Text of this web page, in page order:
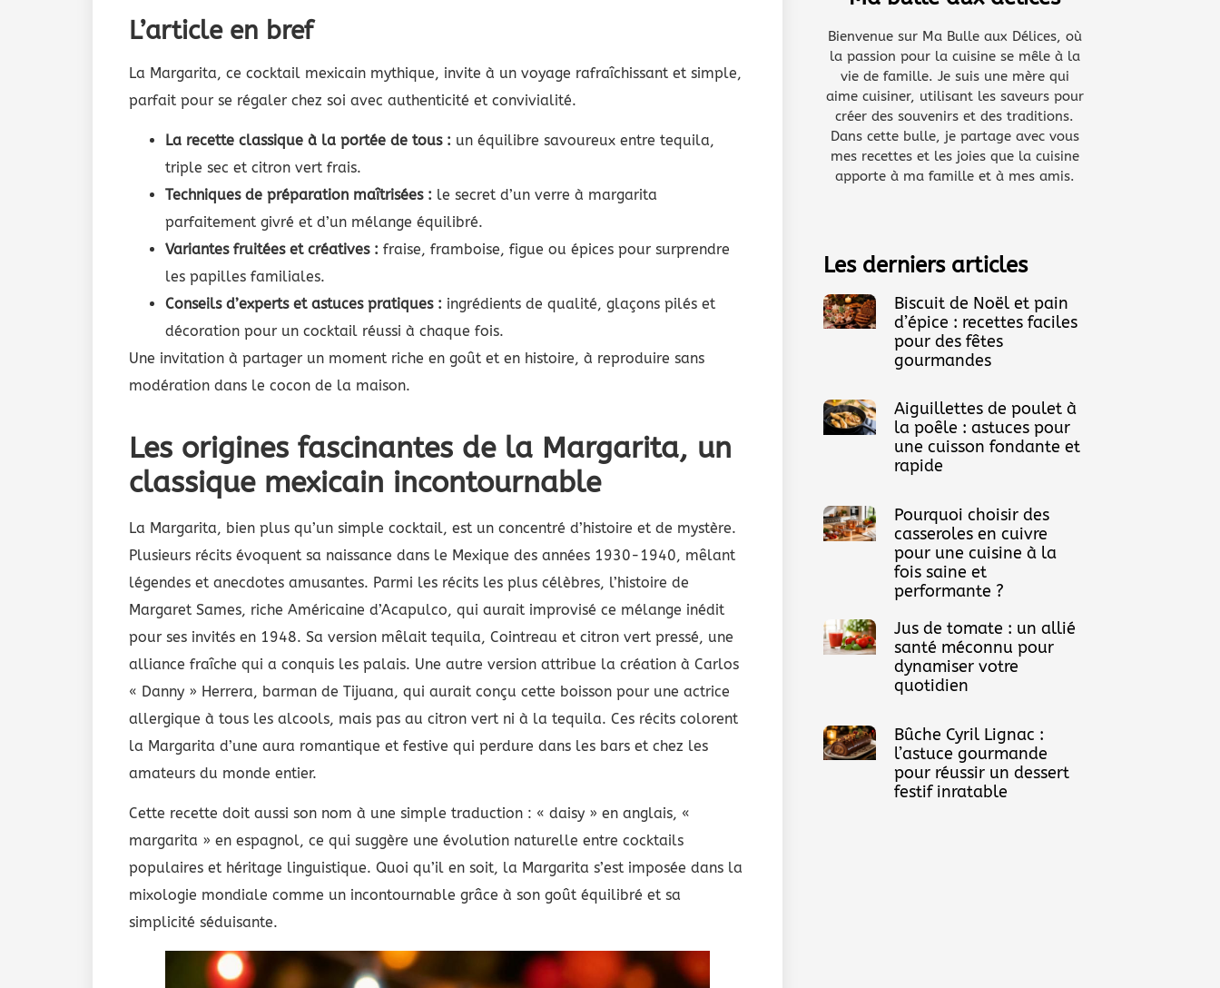
L’article en bref
La Margarita, ce cocktail mexicain mythique, invite à un voyage rafraîchissant et simple,
parfait pour se régaler chez soi avec authenticité et convivialité.
La recette classique à la portée de tous : un équilibre savoureux entre tequila,
triple sec et citron vert frais.
Techniques de préparation maîtrisées : le secret d’un verre à margarita
parfaitement givré et d’un mélange équilibré.
Variantes fruitées et créatives : fraise, framboise, figue ou épices pour surprendre
les papilles familiales.
Conseils d’experts et astuces pratiques : ingrédients de qualité, glaçons pilés et
décoration pour un cocktail réussi à chaque fois.
Une invitation à partager un moment riche en goût et en histoire, à reproduire sans
modération dans le cocon de la maison.
Les origines fascinantes de la Margarita, un
classique mexicain incontournable
La Margarita, bien plus qu’un simple cocktail, est un concentré d’histoire et de mystère.
Plusieurs récits évoquent sa naissance dans le Mexique des années 1930-1940, mêlant
légendes et anecdotes amusantes. Parmi les récits les plus célèbres, l’histoire de
Margaret Sames, riche Américaine d’Acapulco, qui aurait improvisé ce mélange inédit
pour ses invités en 1948. Sa version mêlait tequila, Cointreau et citron vert pressé, une
alliance fraîche qui a conquis les palais. Une autre version attribue la création à Carlos
« Danny » Herrera, barman de Tijuana, qui aurait conçu cette boisson pour une actrice
allergique à tous les alcools, mais pas au citron vert ni à la tequila. Ces récits colorent
la Margarita d’une aura romantique et festive qui perdure dans les bars et chez les
amateurs du monde entier.
Cette recette doit aussi son nom à une simple traduction : « daisy » en anglais, «
margarita » en espagnol, ce qui suggère une évolution naturelle entre cocktails
populaires et héritage linguistique. Quoi qu’il en soit, la Margarita s’est imposée dans la
mixologie mondiale comme un incontournable grâce à son goût équilibré et sa
simplicité séduisante.
Bienvenue sur Ma Bulle aux Délices, où
la passion pour la cuisine se mêle à la
vie de famille. Je suis une mère qui
aime cuisiner, utilisant les saveurs pour
créer des souvenirs et des traditions.
Dans cette bulle, je partage avec vous
mes recettes et les joies que la cuisine
apporte à ma famille et à mes amis.
Les derniers articles
Biscuit de Noël et pain
d’épice : recettes faciles
pour des fêtes
gourmandes
Aiguillettes de poulet à
la poêle : astuces pour
une cuisson fondante et
rapide
Pourquoi choisir des
casseroles en cuivre
pour une cuisine à la
fois saine et
performante ?
Jus de tomate : un allié
santé méconnu pour
dynamiser votre
quotidien
Bûche Cyril Lignac :
l’astuce gourmande
pour réussir un dessert
festif inratable